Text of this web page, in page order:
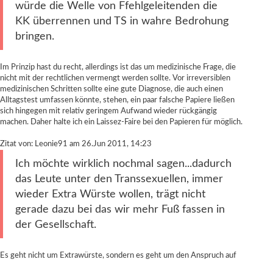
würde die Welle von Ffehlgeleitenden die
KK überrennen und TS in wahre Bedrohung
bringen.
Im Prinzip hast du recht, allerdings ist das um medizinische Frage, die
nicht mit der rechtlichen vermengt werden sollte. Vor irreversiblen
medizinischen Schritten sollte eine gute Diagnose, die auch einen
Alltagstest umfassen könnte, stehen, ein paar falsche Papiere ließen
sich hingegen mit relativ geringem Aufwand wieder rückgängig
machen. Daher halte ich ein Laissez-Faire bei den Papieren für möglich.
Zitat von: Leonie91 am 26.Jun 2011, 14:23
Ich möchte wirklich nochmal sagen...dadurch
das Leute unter den Transsexuellen, immer
wieder Extra Würste wollen, trägt nicht
gerade dazu bei das wir mehr Fuß fassen in
der Gesellschaft.
Es geht nicht um Extrawürste, sondern es geht um den Anspruch auf